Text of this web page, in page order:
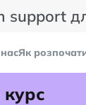
support
Як